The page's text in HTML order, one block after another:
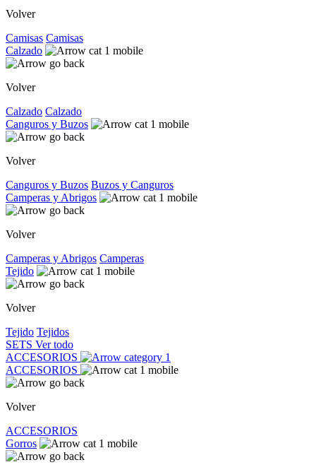
Volver
Camisas Camisas
Calzado
Volver
Calzado Calzado
Canguros y Buzos
Volver
Canguros y Buzos Buzos y Canguros
Camperas y Abrigos
Volver
Camperas y Abrigos Camperas
Tejido
Volver
Tejido Tejidos
SETS Ver todo
ACCESORIOS
ACCESORIOS
Volver
ACCESORIOS
Gorros